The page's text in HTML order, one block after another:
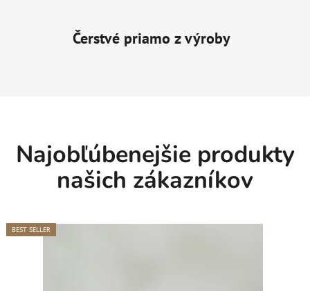
Čerstvé priamo z výroby
Najobľúbenejšie produkty
našich zákazníkov
BEST SELLER
BEST SELLER
BEST SELLER
BEST SELLER
BEST SELLER